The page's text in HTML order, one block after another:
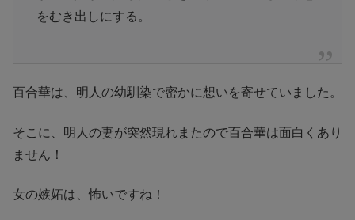
をむき出しにする。
百合華は、明人の幼馴染で密かに想いを寄せていました。
そこに、明人の妻が突然現れまたので百合華は面白くあり
ません！
女の嫉妬は、怖いですね！